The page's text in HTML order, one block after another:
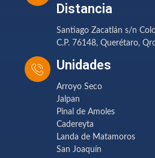
Distancia
Santiago Zacatlán s/n
C.P. 76148, Querétaro,
Unidades
Arroyo Seco
Jalpan
Pinal de Amoles
Cadereyta
Landa de Matamoros
San Joaquín